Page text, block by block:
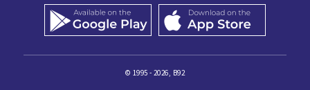
© 1995 - 2026, B92